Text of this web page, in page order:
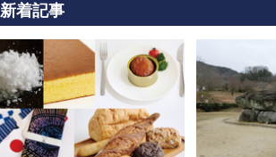
新着記事